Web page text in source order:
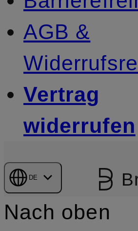
AGB &
Vertrag
widerrufen
DE
Nach oben